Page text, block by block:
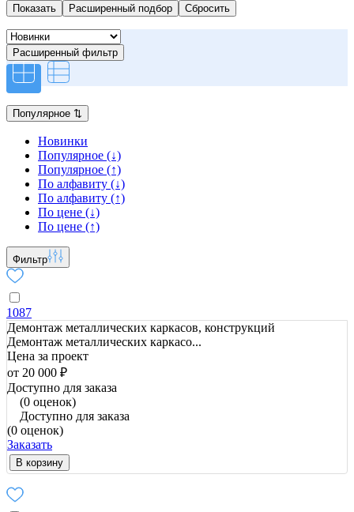
Расширенный подбор
Расширенный фильтр
Популярное ⇅
Новинки
Популярное (↓)
Популярное (↑)
По алфавиту (↓)
По алфавиту (↑)
По цене (↓)
По цене (↑)
Фильтр
1087
Демонтаж металлических каркасов, конструкций
Демонтаж металлических каркасо...
Цена за проект
от 20 000 ₽
Доступно для заказа
(0 оценок)
Доступно для заказа
(0 оценок)
Заказать
В корзину